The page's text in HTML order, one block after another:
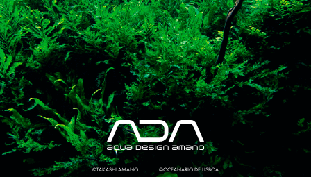
©TAKASHI AMANO ©OCEANÁRIO DE LISBOA